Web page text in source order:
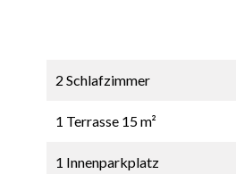
2 Schlafzimmer
1 Terrasse 15 m²
1 Innenparkplatz